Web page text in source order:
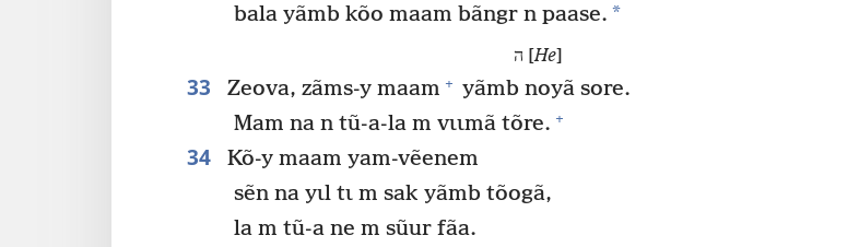
bala yãmb kõo maam bãngr n paase. *
ה [He]
33 Zeova, zãms-y maam + yãmb noyã sore.
Mam na n tũ-a-la m vɩɩmã tõre. +
34
Kõ-y maam yam-vẽenem
sẽn na yɩl tɩ m sak yãmb tõogã,
la m tũ-a ne m sũur fãa.